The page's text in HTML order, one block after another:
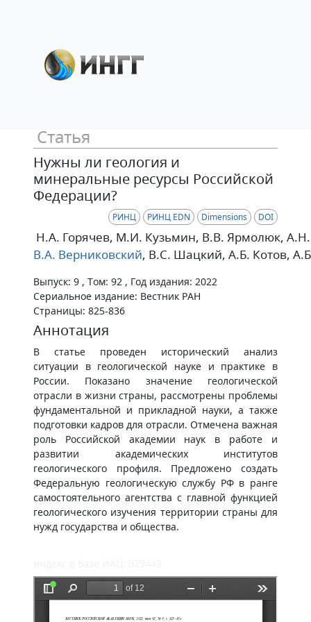
Статья
Нужны ли геология и
минеральные ресурсы Российской
Федерации?
РИНЦ РИНЦ EDN Dimensions DOI
Н.А. Горячев, М.И. Кузьмин, В.В. Ярмолюк,
В.А. Верниковский, В.С. Шацкий, А.Б. Котов,
Выпуск: 9 , Том: 92 , Год издания: 2022
Сериальное издание: Вестник РАН
Страницы: 825-836
Аннотация
В статье проведен исторический анализ
ситуации в геологической науке и практике в
России. Показано значение геологической
отрасли в жизни страны, рассмотрены проблемы
фундаментальной и прикладной науки, а также
подготовки кадров для отрасли. Отмечена важная
роль Российской академии наук в работе и
развитии академических институтов
геологического профиля. Предложено создать
Федеральную геологическую службу РФ в ранге
самостоятельного агентства с главной функцией
геологического изучения территории страны для
нужд государства и общества.